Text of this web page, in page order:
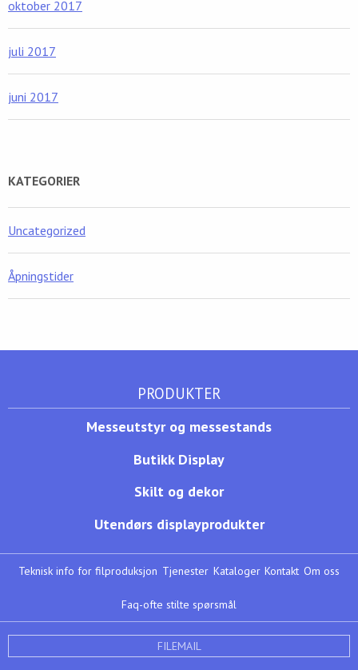
oktober 2017
juli 2017
juni 2017
KATEGORIER
Uncategorized
Åpningstider
PRODUKTER
Messeutstyr og messestands
Butikk Display
Skilt og dekor
Utendørs displayprodukter
Teknisk info for filproduksjon Tjenester Kataloger Kontakt Om oss
Faq-ofte stilte spørsmål
FILEMAIL